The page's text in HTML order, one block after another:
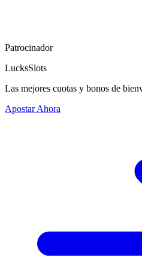
Patrocinador
LucksSlots
Las mejores cuotas y bonos de
Apostar Ahora